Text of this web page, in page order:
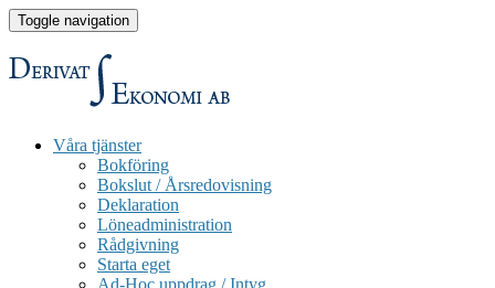
Toggle navigation
Våra tjänster
Bokföring
Bokslut / Årsredovisning
Deklaration
Löneadministration
Rådgivning
Starta eget
Ad-Hoc uppdrag / Intyg